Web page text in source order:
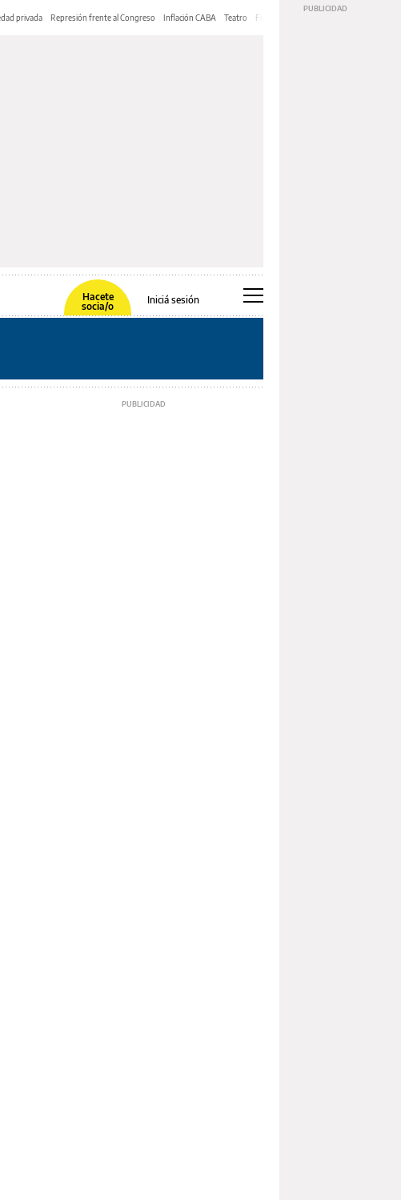
privada Represión frente al Congreso Inflación CABA Teatro Feria de Editores
Hacete
socia/o
Iniciá sesión